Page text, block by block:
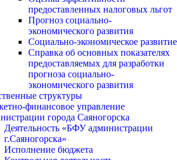
предоставленных налоговых льгот
Прогноз социально-
экономического развития
Социально-экономическое развитие
Справка об основных показателях
предоставляемых для разработки
прогноза социально-
экономического развития
структуры
финансовое управление
города Саяногорска
Деятельность «БФУ администрации
г.Саяногорска»
Исполнение бюджета